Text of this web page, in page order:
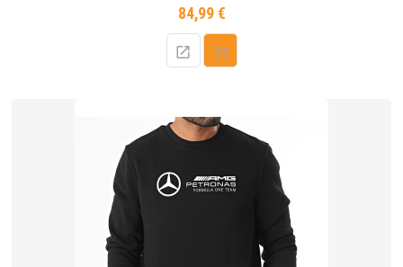
84,99 €Prix